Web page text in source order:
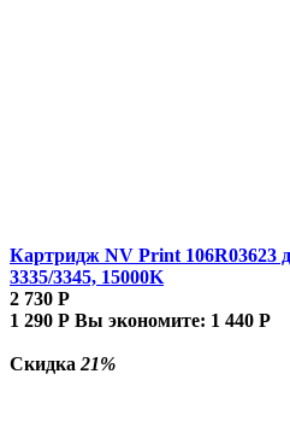
Картридж NV Print 106R03623
3335/3345, 15000K
2 730 Р
1 290 Р Вы экономите: 1 440 Р
Скидка 21%